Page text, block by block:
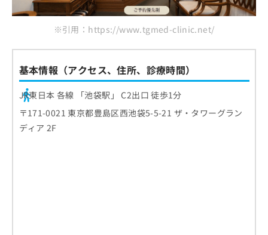
※引用：https://www.tgmed-clinic.net/
基本情報（アクセス、住所、診療時間）
JR東日本 各線 「池袋駅」 C2出口 徒歩1分
〒171-0021 東京都豊島区西池袋5-5-21 ザ・タワーグラン
ディア 2F